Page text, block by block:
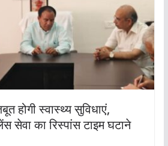
होगी स्वास्थ्य सुविधाएं,
सेवा का रिस्पांस टाइम घटाने